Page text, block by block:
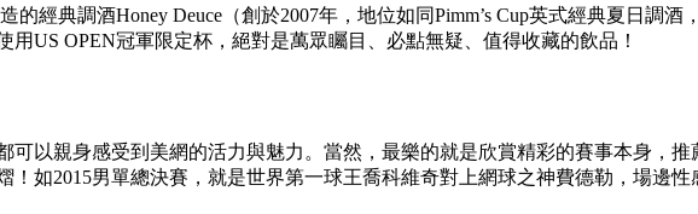
經典調酒Honey Deuce（創於2007年，地位如同Pimm’s Cup英式經典夏日調
US OPEN冠軍限定杯，絕對是萬眾矚目、必點無疑、值得收藏的飲品！
以親身感受到美網的活力與魅力。當然，最樂的就是欣賞精彩的賽事本身，
如2015男單總決賽，就是世界第一球王喬科維奇對上網球之神費德勒，場邊